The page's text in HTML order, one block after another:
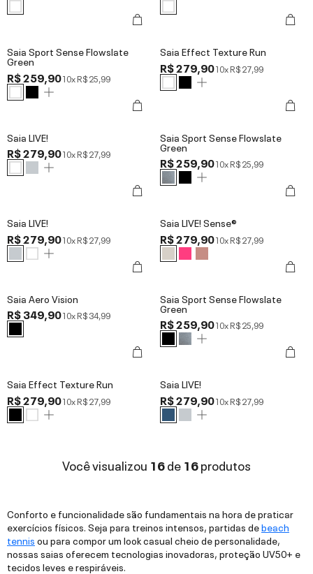
Saia Sport Sense Flowslate
Green
R$ 259,9010xR$ 25,99
Saia Effect Texture Run
R$ 279,9010xR$ 27,99
Saia LIVE!
R$ 279,9010xR$ 27,99
Saia Sport Sense Flowslate
Green
R$ 259,9010xR$ 25,99
Saia LIVE!
R$ 279,9010xR$ 27,99
Saia LIVE! Sense®
R$ 279,9010xR$ 27,99
Saia Aero Vision
R$ 349,9010xR$ 34,99
Saia Sport Sense Flowslate
Green
R$ 259,9010xR$ 25,99
Saia Effect Texture Run
R$ 279,9010xR$ 27,99
Saia LIVE!
R$ 279,9010xR$ 27,99
Você visualizou 16de16produtos
Conforto e funcionalidade são fundamentais na hora de praticar
exercícios físicos. Seja para treinos intensos, partidas debeach
tennis ou para compor um look casual cheio de personalidade,
nossas saias oferecem tecnologias inovadoras, proteção UV50+ e
tecidos leves e respiráveis.